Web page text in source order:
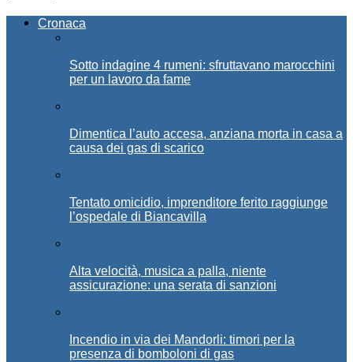
Cronaca
Sotto indagine 4 rumeni: sfruttavano marocchini
per un lavoro da fame
Dimentica l’auto accesa, anziana morta in casa a
causa dei gas di scarico
Tentato omicidio, imprenditore ferito raggiunge
l’ospedale di Biancavilla
Alta velocità, musica a palla, niente
assicurazione: una serata di sanzioni
Incendio in via dei Mandorli: timori per la
presenza di bomboloni di gas